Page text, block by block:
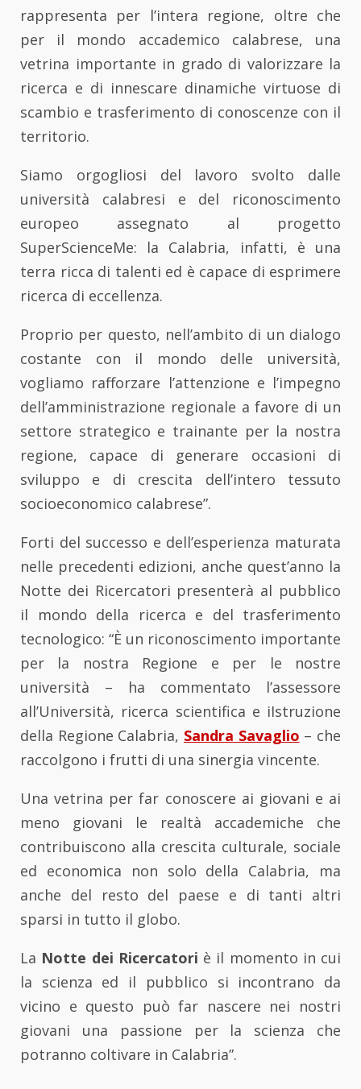
rappresenta per l’intera regione, oltre che
per il mondo accademico calabrese, una
vetrina importante in grado di valorizzare la
ricerca e di innescare dinamiche virtuose di
scambio e trasferimento di conoscenze con il
territorio.
Siamo orgogliosi del lavoro svolto dalle
università calabresi e del riconoscimento
europeo assegnato al progetto
SuperScienceMe: la Calabria, infatti, è una
terra ricca di talenti ed è capace di esprimere
ricerca di eccellenza.
Proprio per questo, nell’ambito di un dialogo
costante con il mondo delle università,
vogliamo rafforzare l’attenzione e l’impegno
dell’amministrazione regionale a favore di un
settore strategico e trainante per la nostra
regione, capace di generare occasioni di
sviluppo e di crescita dell’intero tessuto
socioeconomico calabrese”.
Forti del successo e dell’esperienza maturata
nelle precedenti edizioni, anche quest’anno la
Notte dei Ricercatori presenterà al pubblico
il mondo della ricerca e del trasferimento
tecnologico: “È un riconoscimento importante
per la nostra Regione e per le nostre
università – ha commentato l’assessore
all’Università, ricerca scientifica e iIstruzione
della Regione Calabria, Sandra Savaglio – che
raccolgono i frutti di una sinergia vincente.
Una vetrina per far conoscere ai giovani e ai
meno giovani le realtà accademiche che
contribuiscono alla crescita culturale, sociale
ed economica non solo della Calabria, ma
anche del resto del paese e di tanti altri
sparsi in tutto il globo.
La Notte dei Ricercatori è il momento in cui
la scienza ed il pubblico si incontrano da
vicino e questo può far nascere nei nostri
giovani una passione per la scienza che
potranno coltivare in Calabria”.